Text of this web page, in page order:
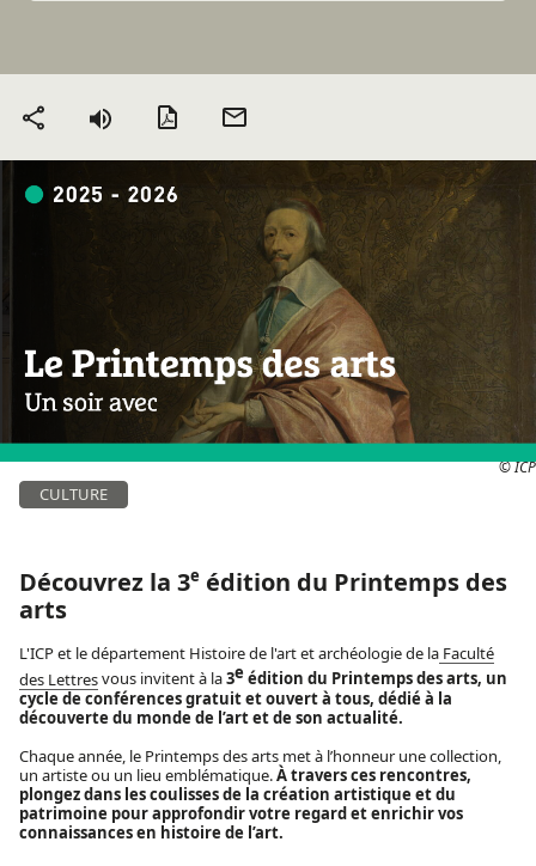
Partager Version PDF
© ICP
CULTURE
Découvrez la 3e édition du Printemps des
arts
L'ICP et le département Histoire de l'art et archéologie de la Faculté
des Lettresvous invitent à la3e édition du Printemps des arts, un
cycle de conférences gratuit et ouvert à tous, dédié à la
découverte du monde de l’art et de son actualité.
Chaque année, le Printemps des arts met à l’honneur une collection,
un artiste ou un lieu emblématique.À travers ces rencontres,
plongez dans les coulisses de la création artistique et du
patrimoine pour approfondir votre regard et enrichir vos
connaissances en histoire de l’art.